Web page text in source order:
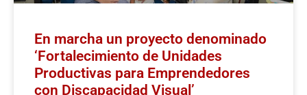
En marcha un proyecto denominado
‘Fortalecimiento de Unidades
Productivas para Emprendedores
con Discapacidad Visual’